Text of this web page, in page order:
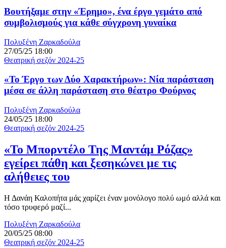
Βουτήξαμε στην «Έρημο», ένα έργο γεμάτο από
συμβολισμούς για κάθε σύγχρονη γυναίκα
Πολυξένη Ζαρκαδούλα
27/05/25 18:00
Θεατρική σεζόν 2024-25
«Το Έργο των Δύο Χαρακτήρων»: Νία παράσταση
μέσα σε άλλη παράσταση στο θέατρο Φούρνος
Πολυξένη Ζαρκαδούλα
24/05/25 18:00
Θεατρική σεζόν 2024-25
«Το Μπορντέλο Της Μαντάμ Ρόζας»
εγείρει πάθη και ξεσηκώνει με τις
αλήθειες του
Η Δανάη Καλοπήτα μάς χαρίζει έναν μονόλογο πολύ ωμό αλλά και
τόσο τρυφερό μαζί...
Πολυξένη Ζαρκαδούλα
20/05/25 08:00
Θεατρική σεζόν 2024-25